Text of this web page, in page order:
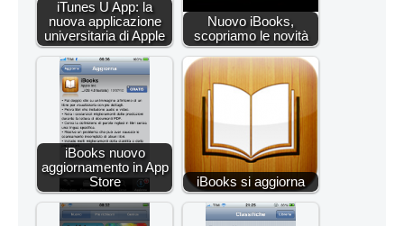
iTunes U App: la
nuova applicazione
universitaria di Apple
Nuovo iBooks,
scopriamo le novità
iBooks nuovo
aggiornamento in App
Store
iBooks si aggiorna